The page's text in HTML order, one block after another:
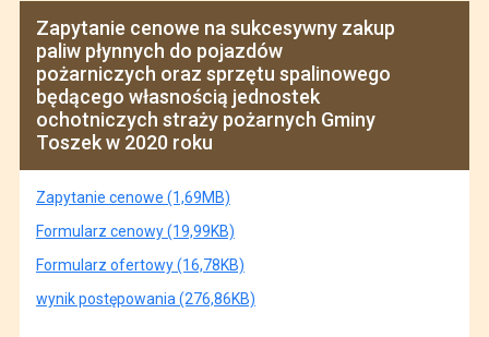
Zapytanie cenowe na sukcesywny zakup
paliw płynnych do pojazdów
pożarniczych oraz sprzętu spalinowego
będącego własnością jednostek
ochotniczych straży pożarnych Gminy
Toszek w 2020 roku
Zapytanie cenowe (1,69MB)
Formularz cenowy (19,99KB)
Formularz ofertowy (16,78KB)
wynik postępowania (276,86KB)